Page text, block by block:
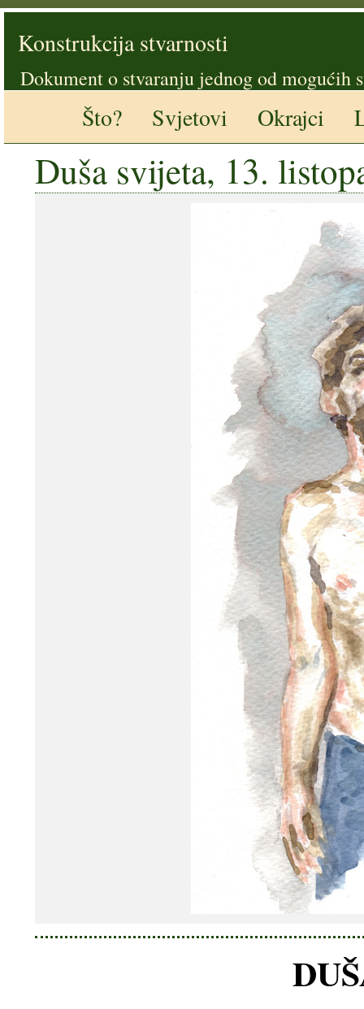
Konstrukcija stvarnosti
Dokument o stvaranju jednog od mogućih
Što? Svjetovi Okrajci
Duša svijeta, 13.